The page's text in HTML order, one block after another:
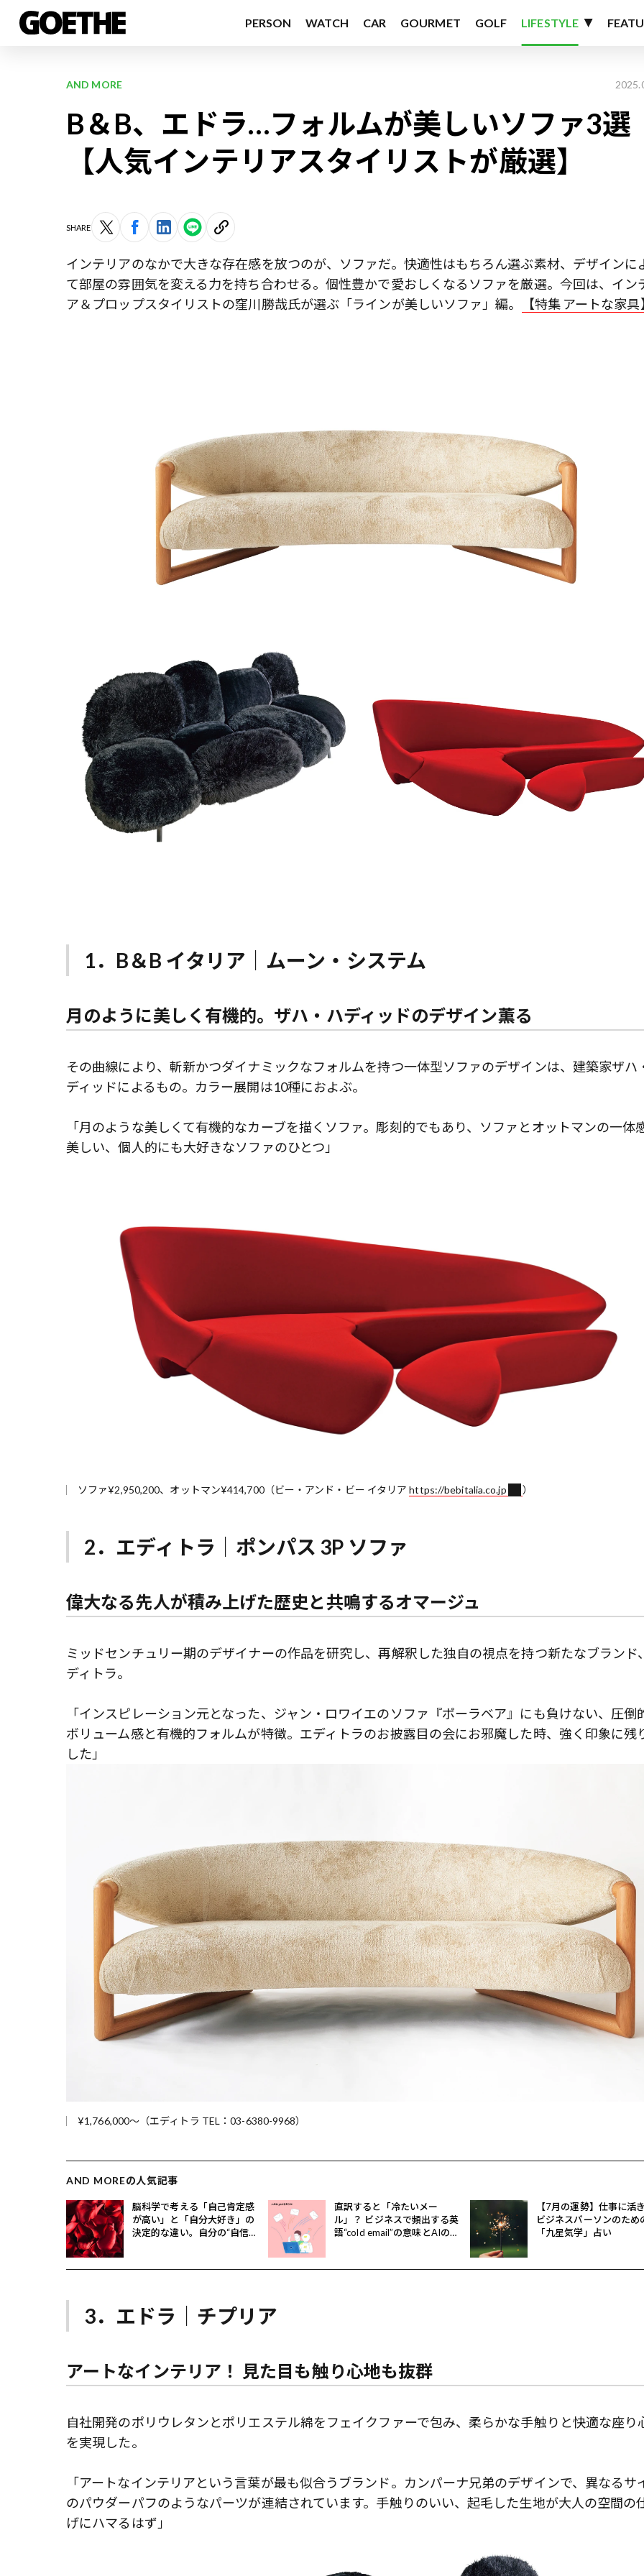
PERSON WATCH CAR GOURMET GOLF LIFESTYLE
AND MORE
B＆B、エドラ…フォルムが美しいソファ3選
【人気インテリアスタイリストが厳選】
SHARE
インテリアのなかで大きな存在感を放つのが、ソファだ。快適性はもちろん選ぶ素材、デザインに
て部屋の雰囲気を変える力を持ち合わせる。個性豊かで愛おしくなるソファを厳選。今回は、イン
ア＆プロップスタイリストの窪川勝哉氏が選ぶ「ラインが美しいソファ」編。
【特集 アートな家具
1．B＆B イタリア｜ムーン・システム
月のように美しく有機的。ザハ・ハディッドのデザイン薫る
その曲線により、斬新かつダイナミックなフォルムを持つ一体型ソファのデザインは、建築家ザハ
ディッドによるもの。カラー展開は10種におよぶ。
「月のような美しくて有機的なカーブを描くソファ。彫刻的でもあり、ソファとオットマンの一体
美しい、個人的にも大好きなソファのひとつ」
ソファ¥2,950,200、オットマン¥414,700（ビー・アンド・ビー イタリアhttps://bebitalia.co.jp ）
2．エディトラ｜ポンパス 3P ソファ
偉大なる先人が積み上げた歴史と共鳴するオマージュ
ミッドセンチュリー期のデザイナーの作品を研究し、再解釈した独自の視点を持つ新たなブランド
ディトラ。
「インスピレーション元となった、ジャン・ロワイエのソファ『ポーラベア』にも負けない、圧倒
ボリューム感と有機的フォルムが特徴。エディトラのお披露目の会にお邪魔した時、強く印象に残
した」
¥1,766,000～（エディトラ TEL：03-6380-9968）
AND MOREの人気記事
脳科学で考える「自己肯定感
が高い」と「自分大好き」の
決定的な違い。自分の“自信タ
直訳すると「冷たいメー
ル」？ ビジネスで頻出する英
語“cold email”の意味とAIの活
【7月の運勢】仕事に活
ビジネスパーソンのため
「九星気学」占い
3．エドラ｜チプリア
アートなインテリア！ 見た目も触り心地も抜群
自社開発のポリウレタンとポリエステル綿をフェイクファーで包み、柔らかな手触りと快適な座り
を実現した。
「アートなインテリアという言葉が最も似合うブランド。カンパーナ兄弟のデザインで、異なるサ
のパウダーパフのようなパーツが連結されています。手触りのいい、起毛した生地が大人の空間の
げにハマるはず」
前列ホテル「UMITO 熱海 別邸」